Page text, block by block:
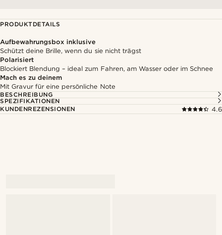
PRODUKTDETAILS
Aufbewahrungsbox inklusive
Schützt deine Brille, wenn du sie nicht trägst
Polarisiert
Blockiert Blendung – ideal zum Fahren, am Wasser oder im Schnee
Mach es zu deinem
Mit Gravur für eine persönliche Note
BESCHREIBUNG
SPEZIFIKATIONEN
KUNDENREZENSIONEN
4.6